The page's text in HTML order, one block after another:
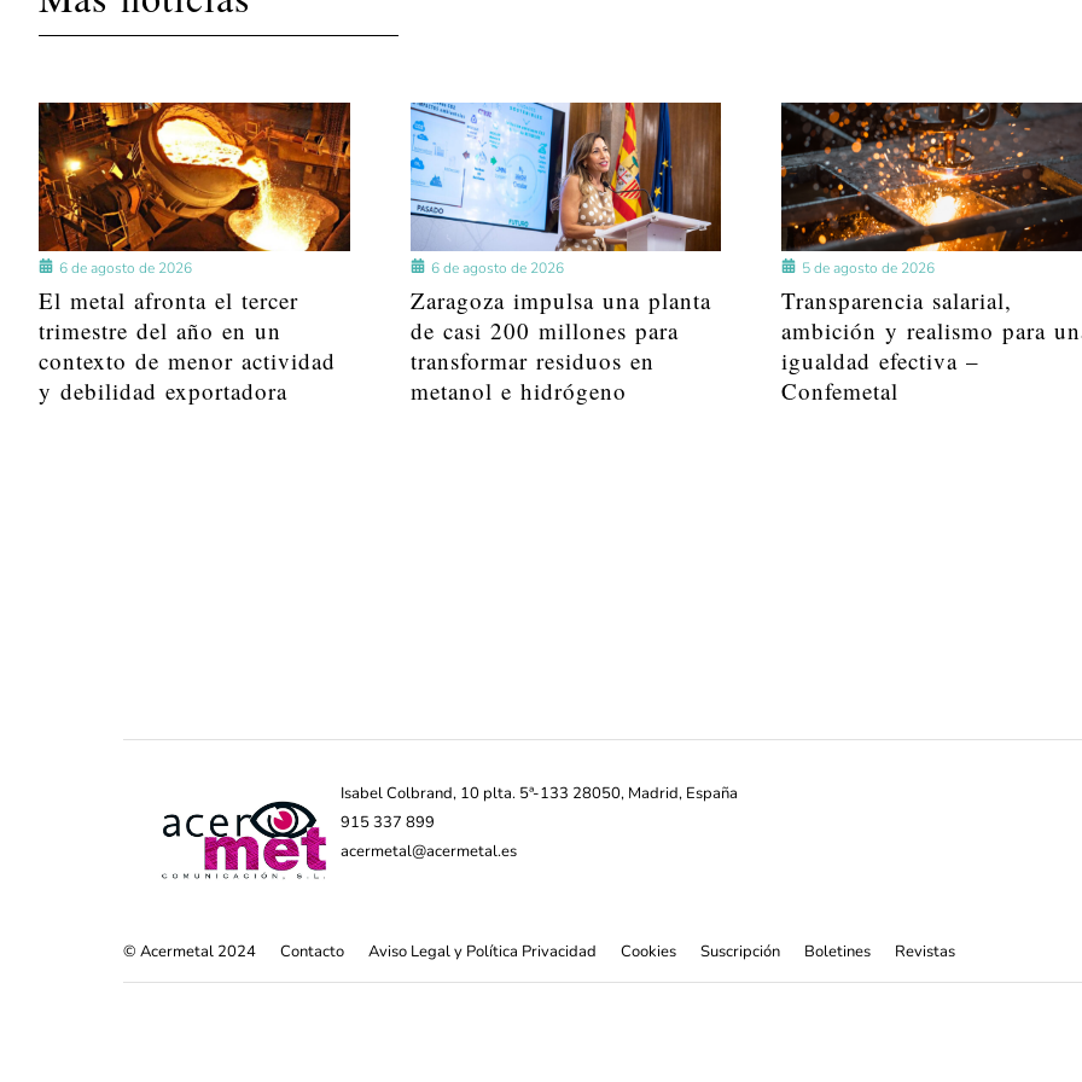
6 de agosto de 2026
El metal afronta el tercer
trimestre del año en un
contexto de menor actividad
y debilidad exportadora
6 de agosto de 2026
Zaragoza impulsa una planta
de casi 200 millones para
transformar residuos en
metanol e hidrógeno
5 de agosto de 2026
Transparencia salarial,
ambición y realismo para
igualdad efectiva –
Confemetal
Isabel Colbrand, 10 plta. 5ª-133 28050, Madrid, España
915 337 899
acermetal@acermetal.es
© Acermetal 2024 Contacto Aviso Legal y Política Privacidad Cookies Suscripción Boletines Revistas